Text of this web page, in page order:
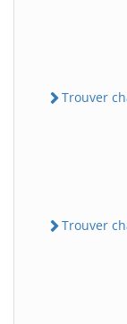
Trouver
Trouver